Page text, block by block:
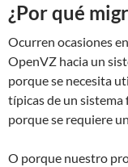
¿Por qué
Ocurren ocasiones
OpenVZ hacia un
porque se necesita
típicas de un
porque se requiere
O porque nuestro